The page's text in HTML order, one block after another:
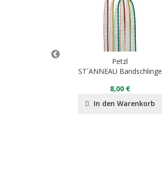
Petzl
ST´ANNEAU Bandschlinge
8,00 €
In den Warenkorb